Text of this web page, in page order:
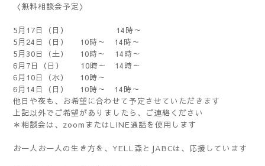
〈無料相談会予定〉
5月17日（日） 14時～
5月24日（日） 10時～ 14時～
5月30日（土） 10時～ 14時～
6月7日（日） 10時～ 14時～
6月10日（水） 10時～
6月14日（日） 10時～ 14時～
他日や夜も、お希望に合わせて予定させていただきます
上記以外でご希望がありましたら、ご連絡ください
＊相談会は、zoomまたはLINE通話を使用します
お一人お一人の生き方を、YELL森とJABCは、応援しています